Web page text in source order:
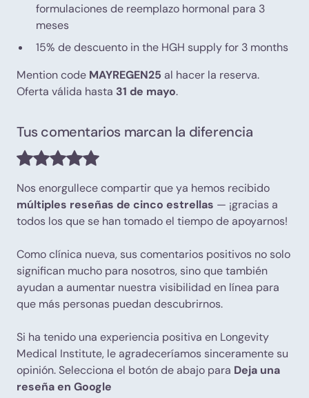
formulaciones de reemplazo hormonal para 3
meses
15% de descuento in the HGH supply for 3 months
Mention code MAYREGEN25 al hacer la reserva.
Oferta válida hasta 31 de mayo.
Tus comentarios marcan la diferencia
Nos enorgullece compartir que ya hemos recibido
múltiples reseñas de cinco estrellas — ¡gracias a
todos los que se han tomado el tiempo de apoyarnos!
Como clínica nueva, sus comentarios positivos no solo
significan mucho para nosotros, sino que también
ayudan a aumentar nuestra visibilidad en línea para
que más personas puedan descubrirnos.
Si ha tenido una experiencia positiva en Longevity
Medical Institute, le agradeceríamos sinceramente su
opinión. Selecciona el botón de abajo para Deja una
reseña en Google